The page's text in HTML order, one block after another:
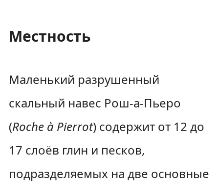
Местность
Маленький разрушенный
скальный навес Рош-а-Пьеро
(Roche à Pierrot) содержит от 12 до
17 слоёв глин и песков,
подразделяемых на две основные